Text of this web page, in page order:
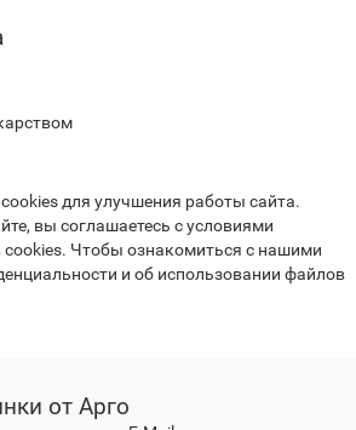
для улучшения работы сайта.
вы соглашаетесь с условиями
Чтобы ознакомиться с нашими
и об использовании файлов
от Арго